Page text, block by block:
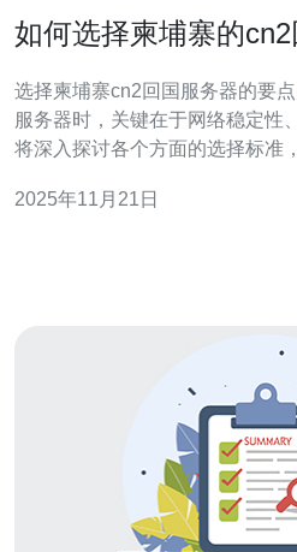
如何选择柬埔寨的
选择柬埔寨cn2回国服务器的要
服务器时，关键在于网络稳定性
将深入探讨各个方面的选择标准
验。 了解cn2回国服务器的优势 首先，了解cn2回国服务
2025年11月21日